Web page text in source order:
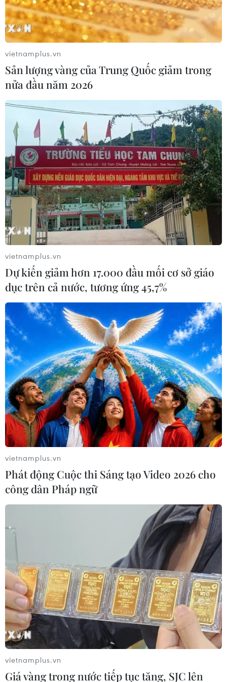
#Đấu giá tên miền .vn
#Tên miền ngắn đẹp
#Phát triển thương hiệu trực tuyến
#Khai thác tài nguyên Internet
#Chương trình đấu giá trực tuyến
#Giá trị tên miền cao
#Quản lý tên miền quốc gia
#Thúc đẩy kinh tế số
#Xây dựng thương hiệu Việt Nam
#Điều kiện và quy trình đăng ký
Theo dõi VietnamPlus
TIN LIÊN QUAN
Tên miền .vn sẽ cấp phát tự do nếu 2 lần
Theo đại diện Trung tâm Internet Việt Nam (VNNIC), tên
miền quốc gia .vn nếu không tìm được người mua sau
hai lần đấu giá sẽ được chuyển sang hình thức cấp
phát tự do.
vietnamplus.vn
Sản lượng vàng của Trung Quốc giảm trong
nửa đầu năm 2026
vietnamplus.vn
Dự kiến giảm hơn 17.000 đầu mối cơ sở giáo
dục trên cả nước, tương ứng 45,7%
vietnamplus.vn
Phát động Cuộc thi Sáng tạo Video 2026 cho
công dân Pháp ngữ
vietnamplus.vn
Giá vàng trong nước tiếp tục tăng, SJC lên